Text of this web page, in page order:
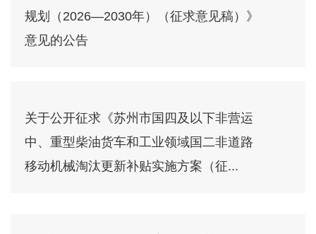
规划（2026—2030年）（征求意见稿）》
意见的公告
关于公开征求《苏州市国四及以下非营运
中、重型柴油货车和工业领域国二非道路
移动机械淘汰更新补贴实施方案（征...